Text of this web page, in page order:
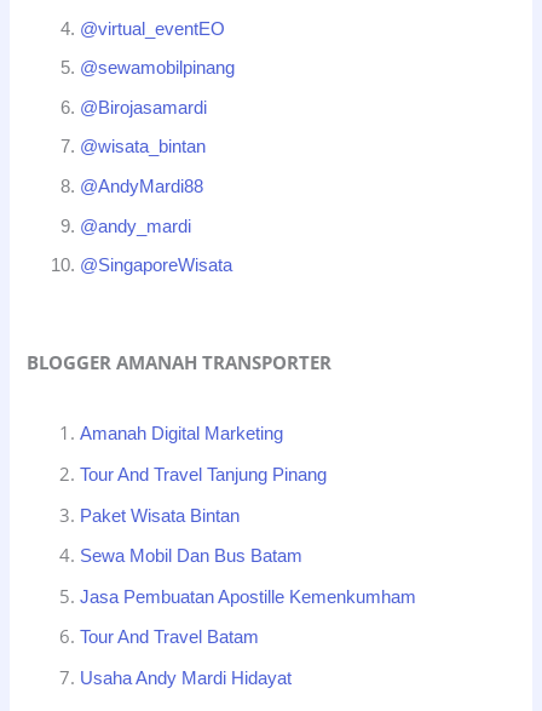
@virtual_eventEO
@sewamobilpinang
@Birojasamardi
@wisata_bintan
@AndyMardi88
@andy_mardi
@SingaporeWisata
BLOGGER AMANAH TRANSPORTER
Amanah Digital Marketing
Tour And Travel Tanjung Pinang
Paket Wisata Bintan
Sewa Mobil Dan Bus Batam
Jasa Pembuatan Apostille Kemenkumham
Tour And Travel Batam
Usaha Andy Mardi Hidayat